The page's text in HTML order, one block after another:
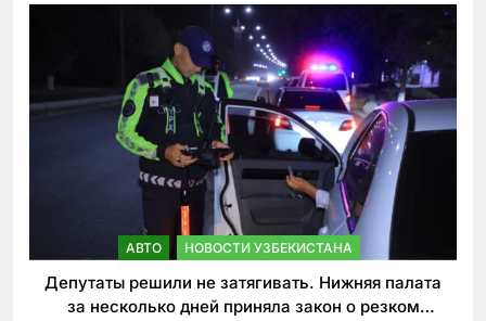
АВТО НОВОСТИ УЗБЕКИСТАНА
Депутаты решили не затягивать. Нижняя палата
за несколько дней приняла закон о резком